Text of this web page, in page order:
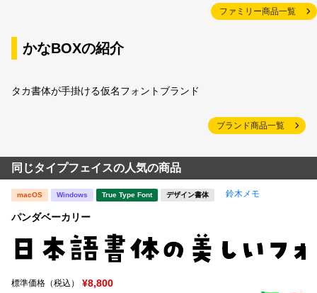
ファミリー商品一覧
かなBOXの紹介
タカ書体が手掛ける仮名フォントブランド
ブランド商品一覧
同じタイプフェイスの人気の商品
macOS Windows True Type Font デザイン書体 鈴木メモ
パンダベーカリー
標準価格（税込） ¥8,800